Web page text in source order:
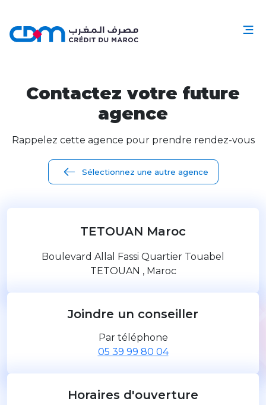
Contactez votre future
agence
Rappelez cette agence pour prendre rendez-vous
Sélectionnez une autre agence
TETOUAN Maroc
Boulevard Allal Fassi Quartier Touabel
TETOUAN , Maroc
Joindre un conseiller
Par téléphone
05 39 99 80 04
Horaires d'ouverture